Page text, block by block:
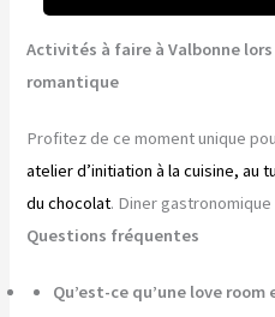
Activités à faire à Valbonne
romantique
Profitez de ce moment unique
atelier d’initiation à la cuisine, au
du chocolat. Diner gastronomique
Questions fréquentes
Qu’est-ce qu’une love